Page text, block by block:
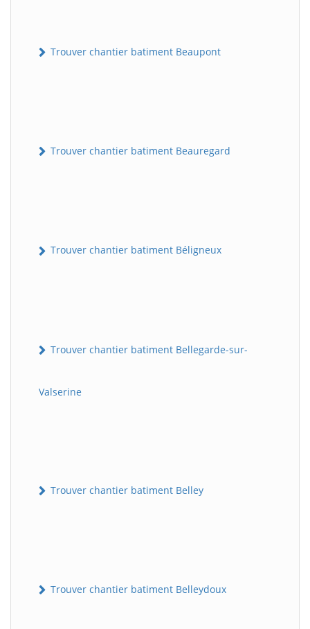
Trouver chantier batiment Beaupont
Trouver chantier batiment Beauregard
Trouver chantier batiment Béligneux
Trouver chantier batiment Bellegarde-sur-
Valserine
Trouver chantier batiment Belley
Trouver chantier batiment Belleydoux